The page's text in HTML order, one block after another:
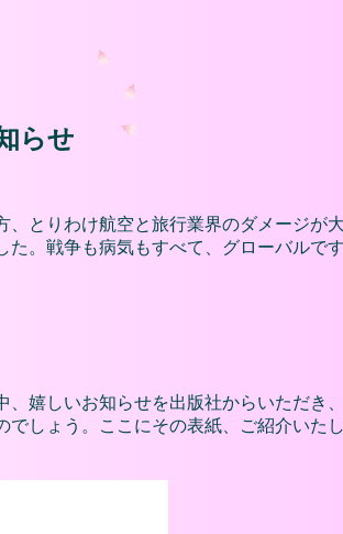
らせ
とりわけ航空と旅行業界のダメージが大
。戦争も病気もすべて、グローバルで
嬉しいお知らせを出版社からいただき
しょう。ここにその表紙、ご紹介いたし